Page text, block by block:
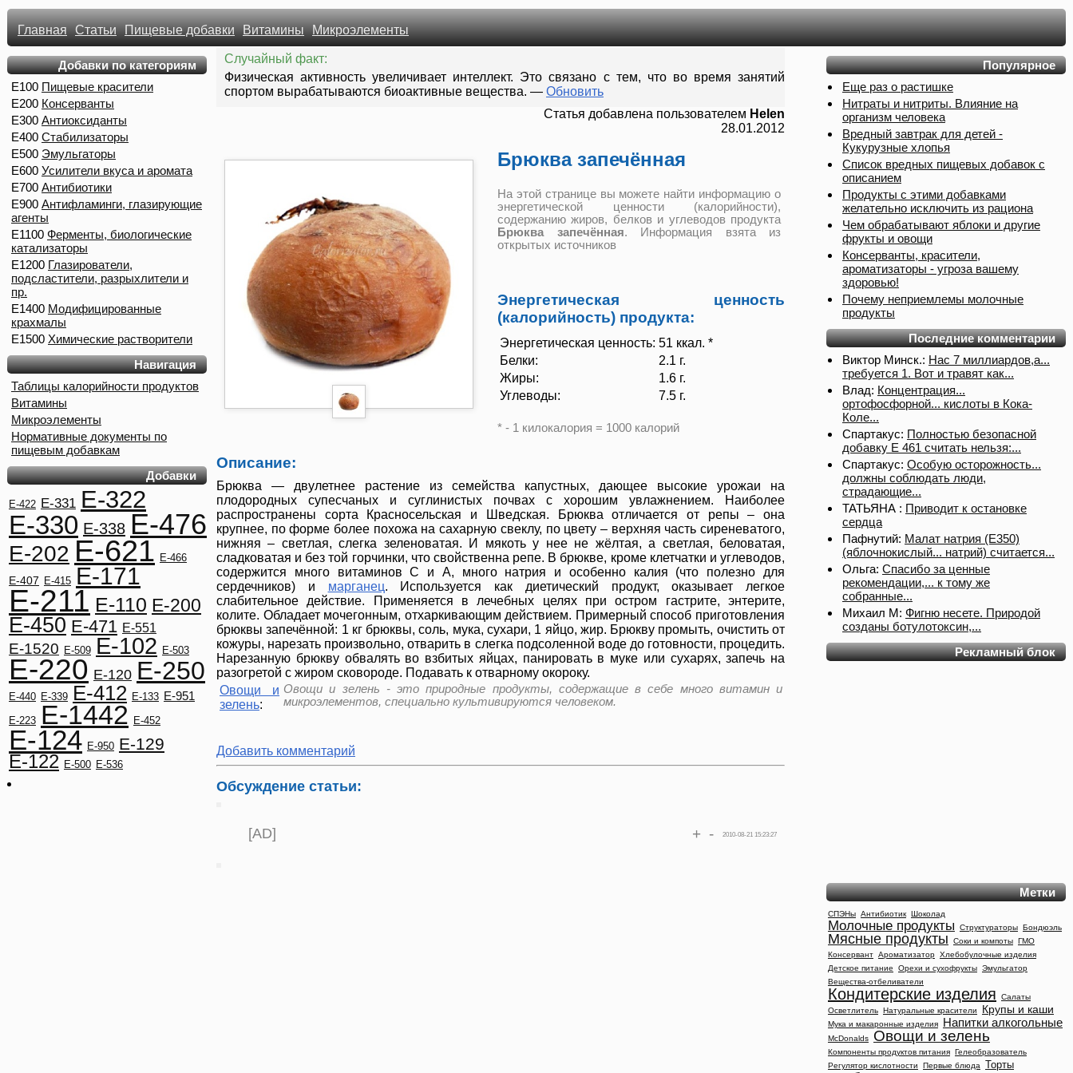
Главная Статьи Пищевые добавки Витамины Микроэлементы
Добавки по категориям
E100 Пищевые красители
E200 Консерванты
E300 Антиоксиданты
E400 Стабилизаторы
E500 Эмульгаторы
E600 Усилители вкуса и аромата
E700 Антибиотики
E900 Антифламинги, глазирующие
агенты
E1100 Ферменты, биологические
катализаторы
E1200 Глазирователи,
подсластители, разрыхлители и
пр.
E1400 Модифицированные
крахмалы
E1500 Химические растворители
Навигация
Таблицы калорийности продуктов
Витамины
Микроэлементы
Нормативные документы по
пищевым добавкам
Добавки
E-422 E-331 E-322
E-330 E-338 E-476
E-202 E-621 E-466
E-407 E-415 E-171
E-211 E-110 E-200
E-450 E-471 E-551
E-1520 E-509 E-102 E-503
E-220 E-120 E-250
E-440 E-339 E-412 E-133 E-951
E-223 E-1442 E-452
E-124 E-950 E-129
E-122 E-500 E-536
Популярное
Еще раз о растишке
Нитраты и нитриты. Влияние на
организм человека
Вредный завтрак для детей -
Кукурузные хлопья
Список вредных пищевых добавок с
описанием
Продукты с этими добавками
желательно исключить из рациона
Чем обрабатывают яблоки и другие
фрукты и овощи
Консерванты, красители,
ароматизаторы - угроза вашему
здоровью!
Почему неприемлемы молочные
продукты
Последние комментарии
Виктор Минск.: Нас 7 миллиардов,а...
требуется 1. Вот и травят как...
Влад: Концентрация...
ортофосфорной... кислоты в Кока-
Коле...
Спартакус: Полностью безопасной
добавку Е 461 считать нельзя:...
Спартакус: Особую осторожность...
должны соблюдать люди,
страдающие...
ТАТЬЯНА : Приводит к остановке
сердца
Пафнутий: Малат натрия (E350)
(яблочнокислый... натрий) считается...
Ольга: Спасибо за ценные
рекомендации,... к тому же
собранные...
Михаил М: Фигню несете. Природой
созданы ботулотоксин,...
Рекламный блок
Метки
СПЭНы Антибиотик Шоколад
Молочные продукты Структураторы Бондюэль
Мясные продукты Соки и компоты ГМО
Консервант Ароматизатор Хлебобулочные изделия
Детское питание
Орехи и сухофрукты Эмульгатор
Вещества-отбеливатели
Кондитерские изделия
Салаты
Осветлитель Натуральные красители Крупы и каши
Мука и макаронные изделия Напитки алкогольные
McDonalds Овощи и зелень
Компоненты продуктов питания Гелеобразователь
Регулятор кислотности
Первые блюда Торты
Случайный факт:
Физическая активность увеличивает интеллект. Это связано с тем, что во время занятий
спортом вырабатываются биоактивные вещества. — Обновить
Cтатья добавлена пользователем Helen
28.01.2012
Брюква запечённая
На этой странице вы можете найти информацию о
энергетической ценности (калорийности),
содержанию жиров, белков и углеводов продукта
Брюква запечённая. Информация взята из
открытых источников
Энергетическая ценность
(калорийность) продукта:
Энергетическая ценность: 51 ккал. *
Белки:
2.1 г.
Жиры:
1.6 г.
Углеводы:
7.5 г.
* - 1 килокалория = 1000 калорий
Описание:
Брюква — двулетнее растение из семейства капустных, дающее высокие урожаи на
плодородных супесчаных и суглинистых почвах с хорошим увлажнением. Наиболее
распространены сорта Красносельская и Шведская. Брюква отличается от репы – она
крупнее, по форме более похожа на сахарную свеклу, по цвету – верхняя часть сиреневатого,
нижняя – светлая, слегка зеленоватая. И мякоть у нее не жёлтая, а светлая, беловатая,
сладковатая и без той горчинки, что свойственна репе. В брюкве, кроме клетчатки и углеводов,
содержится много витаминов С и А, много натрия и особенно калия (что полезно для
сердечников) и марганец. Используется как диетический продукт, оказывает легкое
слабительное действие. Применяется в лечебных целях при остром гастрите, энтерите,
колите. Обладает мочегонным, отхаркивающим действием. Примерный способ приготовления
брюквы запечённой: 1 кг брюквы, соль, мука, сухари, 1 яйцо, жир. Брюкву промыть, очистить от
кожуры, нарезать произвольно, отварить в слегка подсоленной воде до готовности, процедить.
Нарезанную брюкву обвалять во взбитых яйцах, панировать в муке или сухарях, запечь на
разогретой с жиром сковороде. Подавать к отварному окороку.
Овощи и
зелень:
Овощи и зелень - это природные продукты, содержащие в себе много витамин и
микроэлементов, специально культивируются человеком.
Добавить комментарий
Обсуждение статьи:
[AD] 2010-08-21 15:23:27
+ -